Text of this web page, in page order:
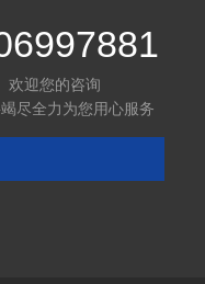
欢迎您的咨询
尽全力为您用心服务